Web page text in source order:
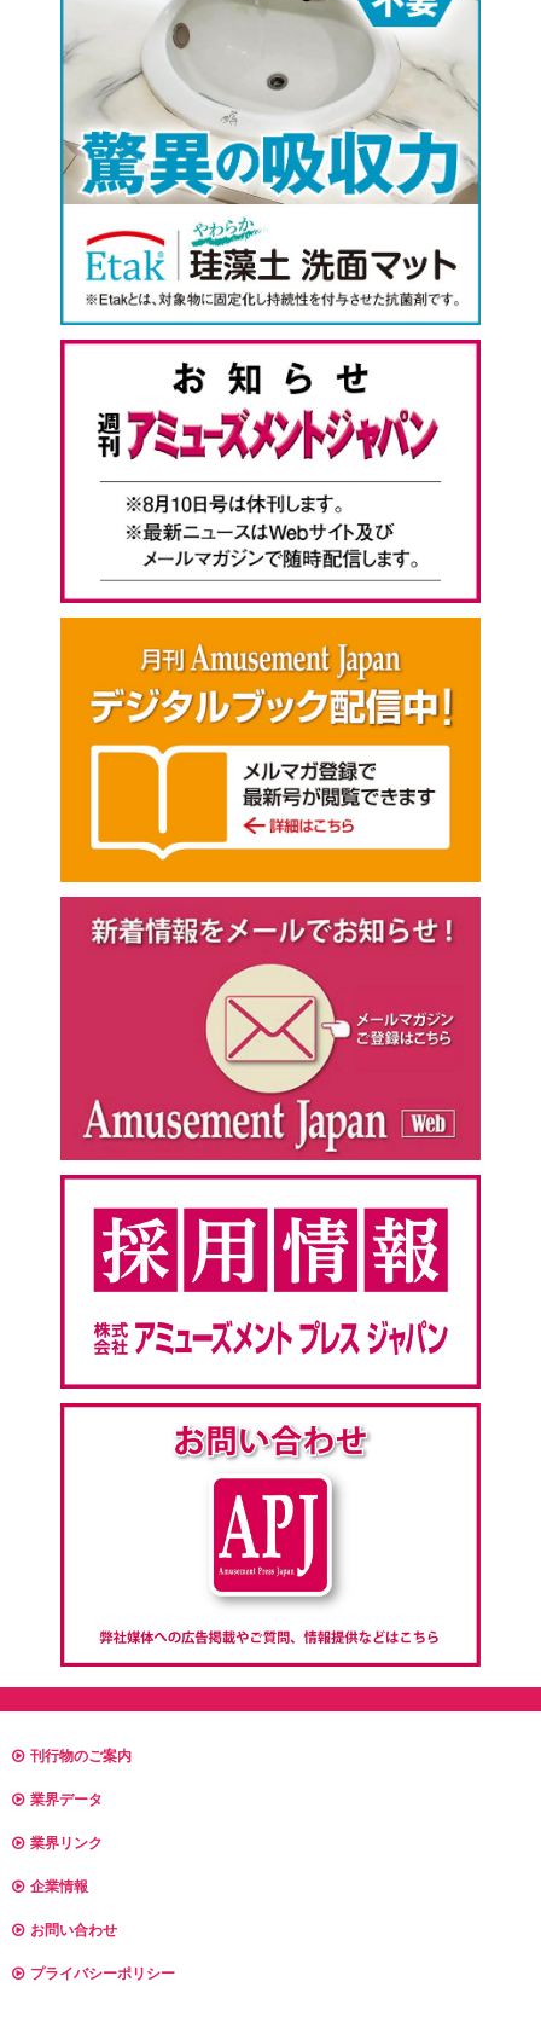
刊行物のご案内
業界データ
業界リンク
企業情報
お問い合わせ
プライバシーポリシー